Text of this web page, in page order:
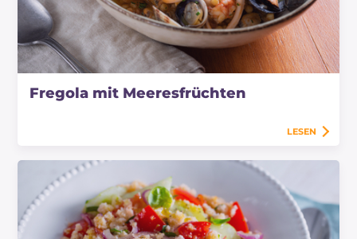
Fregola mit Meeresfrüchten
LESEN